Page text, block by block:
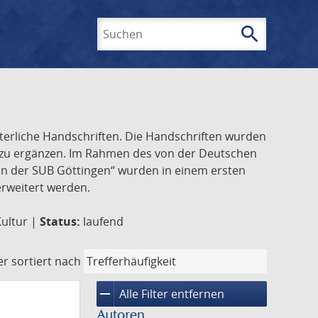
search
Handschriften. Die Handschriften wurden
ergänzen. Im Rahmen des von der Deutschen
SUB Göttingen“ wurden in einem ersten
werden.
| Status: laufend
sortiert nach
remove Alle Filter entfernen